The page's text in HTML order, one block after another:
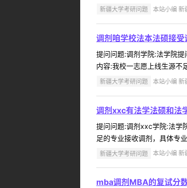
新疆大学考研问题 本站小编
调剂咱学校法本法硕接
提问问题:调剂学院:法学院
内容:我校一志愿上线生源不
新疆大学考研问题 本站小编
调剂xxc有法学法硕和法
提问问题:调剂xxc学院:法学
足的专业接收调剂，具体专
新疆大学考研问题 本站小编
mba调剂MBA的复试分